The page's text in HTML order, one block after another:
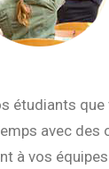
étudiants que
avec des
à vos équipes